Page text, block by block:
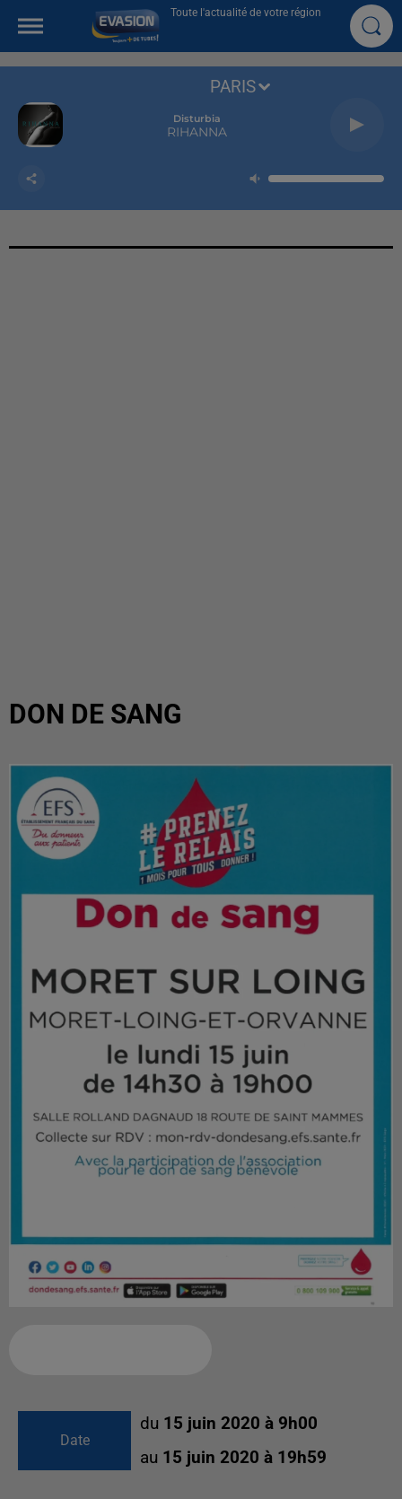
Toute l'actualité de votre région
Disturbia
RIHANNA
PARIS
DON DE SANG
Date
du 15 juin 2020 à 9h00
au 15 juin 2020 à 19h59